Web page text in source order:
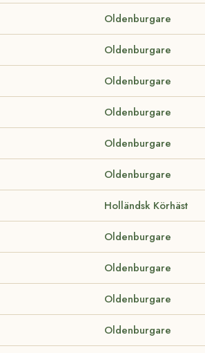
Oldenburgare
Oldenburgare
Oldenburgare
Oldenburgare
Oldenburgare
Oldenburgare
Holländsk Körhäst
Oldenburgare
Oldenburgare
Oldenburgare
Oldenburgare